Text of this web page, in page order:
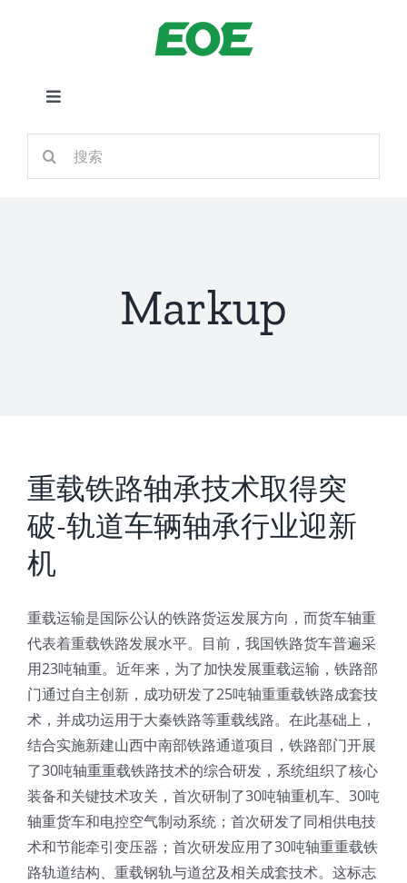
切
换
导
航
首页
Markup
重载铁路轴承技术取得突
破-轨道车辆轴承行业迎新
机
重载运输是国际公认的铁路货运发展方向，而货车轴重
代表着重载铁路发展水平。目前，我国铁路货车普遍采
用23吨轴重。近年来，为了加快发展重载运输，铁路部
门通过自主创新，成功研发了25吨轴重重载铁路成套技
术，并成功运用于大秦铁路等重载线路。在此基础上，
结合实施新建山西中南部铁路通道项目，铁路部门开展
了30吨轴重重载铁路技术的综合研发，系统组织了核心
装备和关键技术攻关，首次研制了30吨轴重机车、30吨
轴重货车和电控空气制动系统；首次研发了同相供电技
术和节能牵引变压器；首次研发应用了30吨轴重重载铁
路轨道结构、重载钢轨与道岔及相关成套技术。这标志